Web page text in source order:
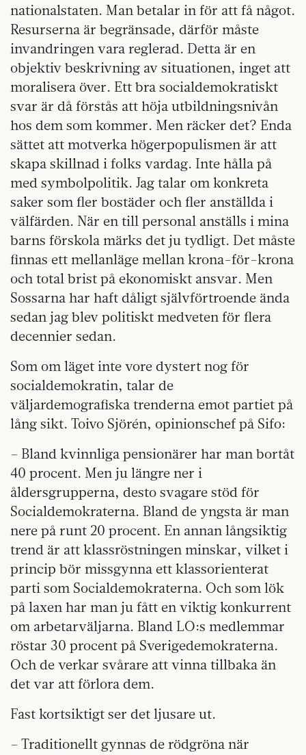
nationalstaten. Man betalar in för att få något.
Resurserna är begränsade, därför måste
invandringen vara reglerad. Detta är en
objektiv beskrivning av situationen, inget att
moralisera över. Ett bra socialdemokratiskt
svar är då förstås att höja utbildningsnivån
hos dem som kommer. Men räcker det? Enda
sättet att motverka högerpopulismen är att
skapa skillnad i folks vardag. Inte hålla på
med symbolpolitik. Jag talar om konkreta
saker som fler bostäder och fler anställda i
välfärden. När en till personal anställs i mina
barns förskola märks det ju tydligt. Det måste
finnas ett mellanläge mellan krona-för-krona
och total brist på ekonomiskt ansvar. Men
Sossarna har haft dåligt självförtroende ända
sedan jag blev politiskt medveten för flera
decennier sedan.
Som om läget inte vore dystert nog för
socialdemokratin, talar de
väljardemografiska trenderna emot partiet på
lång sikt. Toivo Sjörén, opinionschef på Sifo:
– Bland kvinnliga pensionärer har man bortåt
40 procent. Men ju längre ner i
åldersgrupperna, desto svagare stöd för
Socialdemokraterna. Bland de yngsta är man
nere på runt 20 procent. En annan långsiktig
trend är att klassröstningen minskar, vilket i
princip bör missgynna ett klassorienterat
parti som Socialdemokraterna. Och som lök
på laxen har man ju fått en viktig konkurrent
om arbetarväljarna. Bland LO:s medlemmar
röstar 30 procent på Sverigedemokraterna.
Och de verkar svårare att vinna tillbaka än
det var att förlora dem.
Fast kortsiktigt ser det ljusare ut.
– Traditionellt gynnas de rödgröna när